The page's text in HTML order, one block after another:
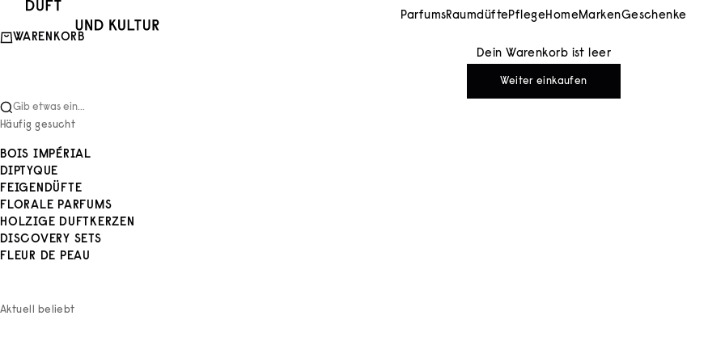
Zum Inhalt springen
Duft und Kultur ParfumsRaumdüftePflegeHomeMarkenGeschenke
WARENKORB
Dein Warenkorb ist leer
Weiter einkaufen
Gib etwas ein...
Häufig gesucht
BOIS IMPÉRIAL
DIPTYQUE
FEIGENDÜFTE
FLORALE PARFUMS
HOLZIGE DUFTKERZEN
DISCOVERY SETS
FLEUR DE PEAU
Aktuell beliebt